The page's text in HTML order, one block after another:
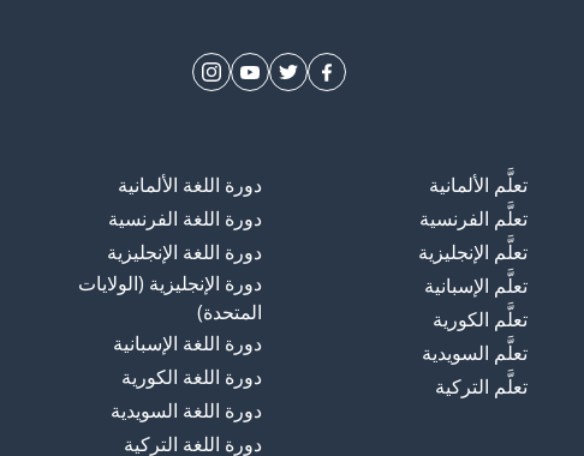
تعلَّم الألمانية
تعلَّم الفرنسية
تعلَّم الإنجليزية
تعلَّم الإسبانية
تعلَّم الكورية
تعلَّم السويدية
تعلَّم التركية
دورة اللغة الألمانية
دورة اللغة الفرنسية
دورة اللغة الإنجليزية
دورة الإنجليزية (الولايات
المتحدة)
دورة اللغة الإسبانية
دورة اللغة الكورية
دورة اللغة السويدية
دورة اللغة التركية